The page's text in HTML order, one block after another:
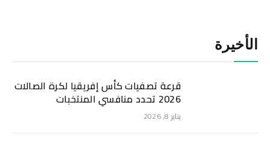
الأخيرة
قرعة تصفيات كأس إفريقيا لكرة الصالات
2026 تحدد منافسي المنتخبات
يناير 8, 2026